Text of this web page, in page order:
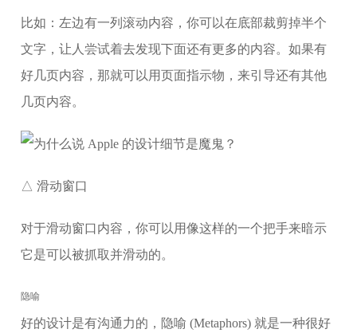
比如：左边有一列滚动内容，你可以在底部裁剪掉半个
文字，让人尝试着去发现下面还有更多的内容。如果有
好几页内容，那就可以用页面指示物，来引导还有其他
几页内容。
△ 滑动窗口
对于滑动窗口内容，你可以用像这样的一个把手来暗示
它是可以被抓取并滑动的。
隐喻
好的设计是有沟通力的，隐喻 (Metaphors) 就是一种很好